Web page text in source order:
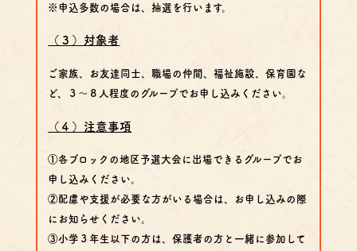
※申込多数の場合は、抽選を行います。
（３）対象者
ご家族、お友達同士、職場の仲間、福祉施設、保育園な
ど、
３～８人程度のグループでお申し込み ください。
（４）注意事項
①各ブロックの地区予選大会に出場できるグループでお
申し込みください。
②配慮や支援が必要な方がいる場合は、お申し込みの際
にお知らせください。
③小学３年生以下の方は、保護者の方と一緒に参加して